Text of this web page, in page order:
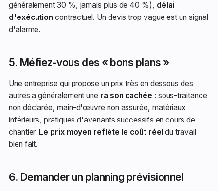
généralement 30 %, jamais plus de 40 %), délai
d'exécution contractuel. Un devis trop vague est un signal
d'alarme.
5. Méfiez-vous des « bons plans »
Une entreprise qui propose un prix très en dessous des
autres a généralement une raison cachée : sous-traitance
non déclarée, main-d'œuvre non assurée, matériaux
inférieurs, pratiques d'avenants successifs en cours de
chantier. Le prix moyen reflète le coût réel du travail
bien fait.
6. Demander un planning prévisionnel